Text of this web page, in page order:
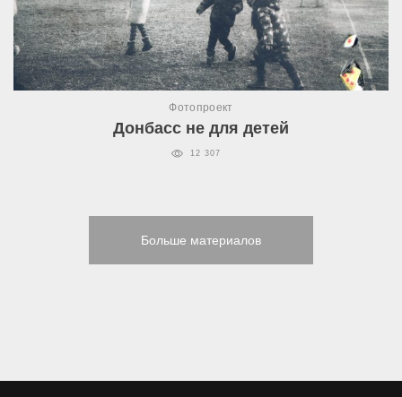
Фотопроект
Донбасс не для детей
12 307
Больше материалов